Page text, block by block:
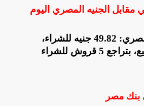
مقابل الجنيه المصري اليوم
البنك الأهلي المصري: 49.82 جنيه للشراء،
و49.92 جنيه للبيع، بتراجع 5 قروش للشراء
بنك مصر